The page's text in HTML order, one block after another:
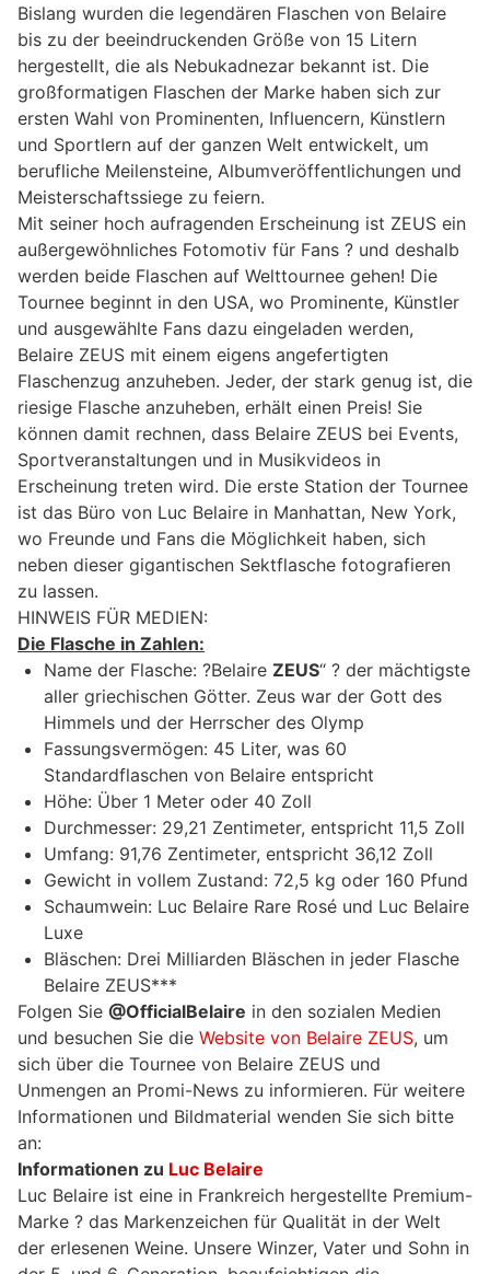
Bislang wurden die legendären Flaschen von Belaire
bis zu der beeindruckenden Größe von 15 Litern
hergestellt, die als Nebukadnezar bekannt ist. Die
großformatigen Flaschen der Marke haben sich zur
ersten Wahl von Prominenten, Influencern, Künstlern
und Sportlern auf der ganzen Welt entwickelt, um
berufliche Meilensteine, Albumveröffentlichungen und
Meisterschaftssiege zu feiern.
Mit seiner hoch aufragenden Erscheinung ist ZEUS ein
außergewöhnliches Fotomotiv für Fans ? und deshalb
werden beide Flaschen auf Welttournee gehen! Die
Tournee beginnt in den USA, wo Prominente, Künstler
und ausgewählte Fans dazu eingeladen werden,
Belaire ZEUS mit einem eigens angefertigten
Flaschenzug anzuheben. Jeder, der stark genug ist, die
riesige Flasche anzuheben, erhält einen Preis! Sie
können damit rechnen, dass Belaire ZEUS bei Events,
Sportveranstaltungen und in Musikvideos in
Erscheinung treten wird. Die erste Station der Tournee
ist das Büro von Luc Belaire in Manhattan, New York,
wo Freunde und Fans die Möglichkeit haben, sich
neben dieser gigantischen Sektflasche fotografieren
zu lassen.
HINWEIS FÜR MEDIEN:
Die Flasche in Zahlen:
Name der Flasche: ?Belaire ZEUS“ ? der mächtigste
aller griechischen Götter. Zeus war der Gott des
Himmels und der Herrscher des Olymp
Fassungsvermögen: 45 Liter, was 60
Standardflaschen von Belaire entspricht
Höhe: Über 1 Meter oder 40 Zoll
Durchmesser: 29,21 Zentimeter, entspricht 11,5 Zoll
Umfang: 91,76 Zentimeter, entspricht 36,12 Zoll
Gewicht in vollem Zustand: 72,5 kg oder 160 Pfund
Schaumwein: Luc Belaire Rare Rosé und Luc Belaire
Luxe
Bläschen: Drei Milliarden Bläschen in jeder Flasche
Belaire ZEUS***
Folgen Sie @OfficialBelaire in den sozialen Medien
und besuchen Sie die Website von Belaire ZEUS, um
sich über die Tournee von Belaire ZEUS und
Unmengen an Promi-News zu informieren. Für weitere
Informationen und Bildmaterial wenden Sie sich bitte
an:
Informationen zu Luc Belaire
Luc Belaire ist eine in Frankreich hergestellte Premium-
Marke ? das Markenzeichen für Qualität in der Welt
der erlesenen Weine. Unsere Winzer, Vater und Sohn in